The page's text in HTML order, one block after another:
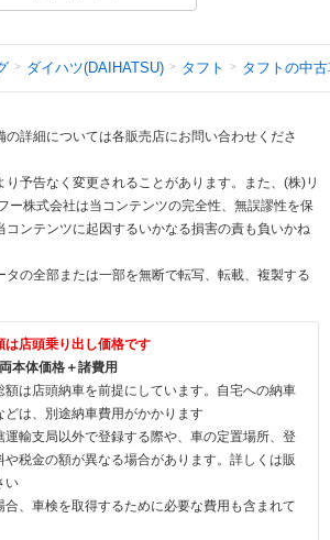
ダイハツ(DAIHATSU) タフト タフトの中
詳細については各販売店にお問い合わせくださ
予告なく変更されることがあります。また、(株)リ
ー株式会社は当コンテンツの完全性、無誤謬性を保
コンテンツに起因するいかなる損害の責も負いかね
の全部または一部を無断で転写、転載、複製する
は店頭乗り出し価格です
本体価格＋諸費用
は店頭納車を前提にしています。自宅への納車
どは、別途納車費用がかかります
輸支局以外で登録する際や、車の定置場所、登
税金の額が異なる場合があります。詳しくは販
い
、車検を取得するために必要な費用も含まれて